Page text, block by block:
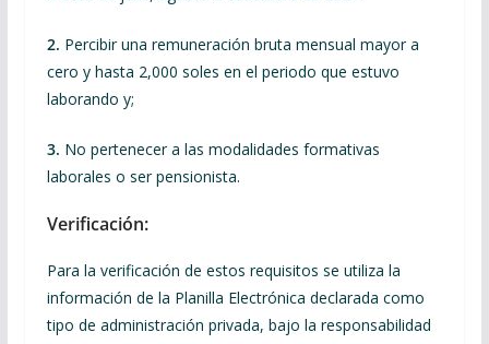
2. Percibir una remuneración bruta mensual mayor a
cero y hasta 2,000 soles en el periodo que estuvo
laborando y;
3. No pertenecer a las modalidades formativas
laborales o ser pensionista.
Verificación:
Para la verificación de estos requisitos se utiliza la
información de la Planilla Electrónica declarada como
tipo de administración privada, bajo la responsabilidad